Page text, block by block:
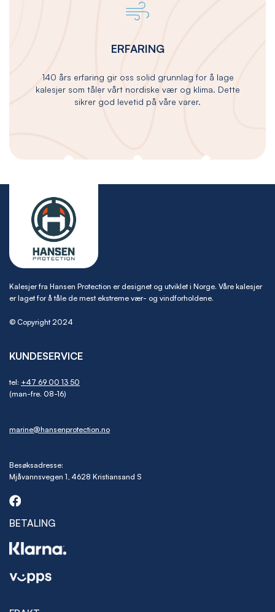
ERFARING
140 års erfaring gir oss solid grunnlag for å lage
kalesjer som tåler vårt nordiske vær og klima. Dette
sikrer god levetid på våre varer.
Kalesjer fra Hansen Protection er designet og utviklet i Norge. Våre kalesjer
er laget for å tåle de mest ekstreme vær- og vindforholdene.
© Copyright 2024
KUNDESERVICE
tel: +47 69 00 13 50
(man-fre. 08-16)
marine@hansenprotection.no
Besøksadresse:
Mjåvannsvegen 1, 4628 Kristiansand S
BETALING